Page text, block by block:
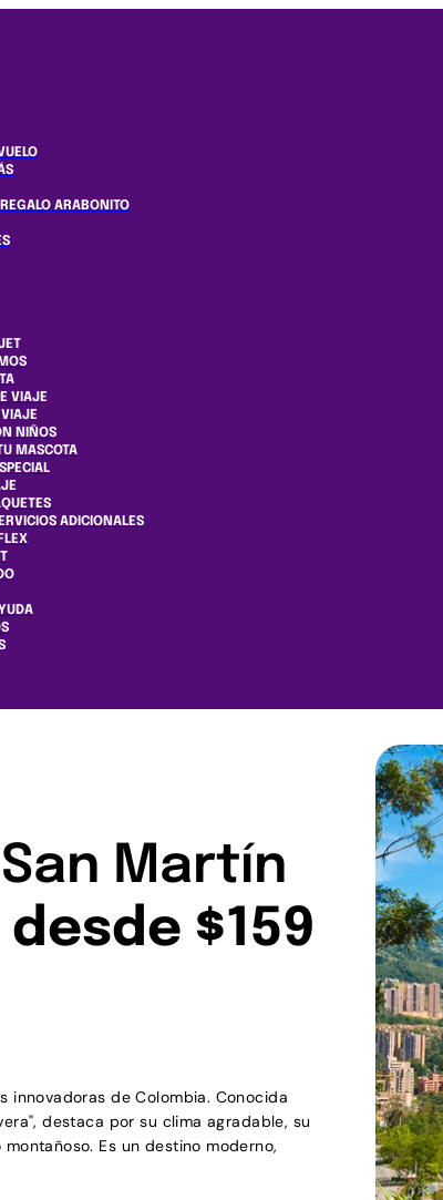
ARABONITO
VIAJE
VIAJE
NIÑOS
MASCOTA
ADICIONALES
Martín
desde $159
innovadoras de Colombia. Conocida
destaca por su clima agradable, su
Es un destino moderno,